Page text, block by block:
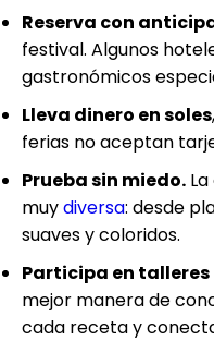
Reserva con
festival. Algunos
gastronómicos
Lleva dinero en soles
ferias no aceptan
Prueba sin miedo.
muydiversa: desde
suaves y coloridos.
Participa en
mejor manera de
cada receta y